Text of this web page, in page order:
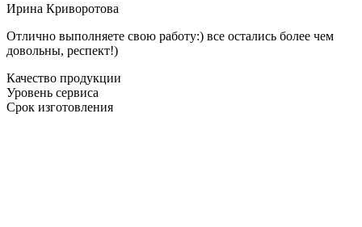
Ирина Криворотова
Отлично выполняете свою работу:) все остались более чем
довольны, респект!)
Качество продукции
Уровень сервиса
Срок изготовления